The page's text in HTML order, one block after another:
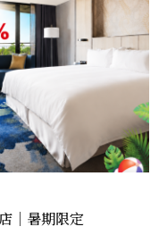
｜暑期限定